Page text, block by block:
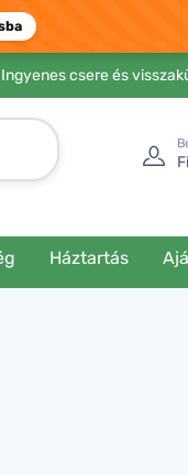
| Ingyenes csere és
Háztartás